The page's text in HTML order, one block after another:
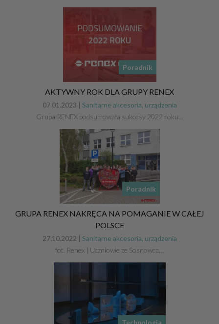
Poradnik
AKTYWNY ROK DLA GRUPY RENEX
07.01.2023 | Sanitarne akcesoria, urządzenia
Grupa RENEX podsumowała sukcesy 2022 roku…
Poradnik
GRUPA RENEX NAKRĘCA NA POMAGANIE W CAŁEJ
POLSCE
27.10.2022 | Sanitarne akcesoria, urządzenia
fot. Renex | Uczniowie ze Sosnowca…
Technologia